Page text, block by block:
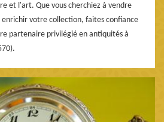
et l'art. Que vous cherchiez à vendre
enrichir votre collection, faites confiance
partenaire privilégié en antiquités à